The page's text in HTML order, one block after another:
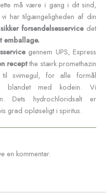
må være i gang i dit sind,
har tilgængeligheden af ​​din
forsendelsesservice det
emballage.
gennem UPS, Express
receptthe stærk promethazin
svimegul, for alle formål
blandet med kodein. Vi
Dets hydrochloridsalt er
grad opløseligt i spiritus.
en kommentar.